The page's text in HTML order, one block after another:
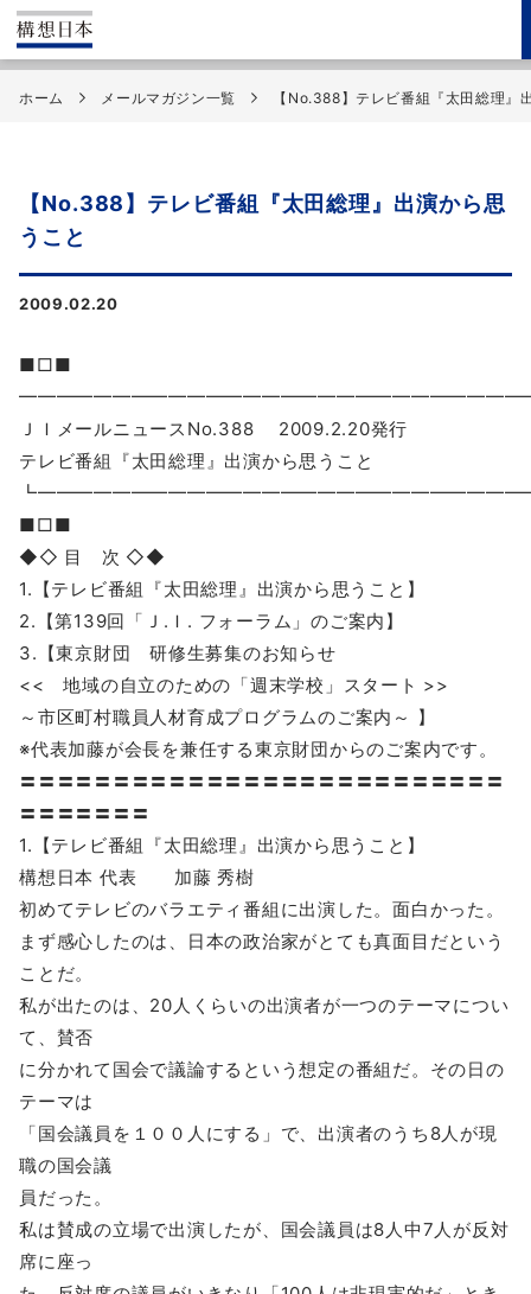
ホーム メールマガジン一覧 【No.388】テレビ番組『太田総理』
【No.388】テレビ番組『太田総理』出演から思
うこと
2009.02.20
■□■
ＪＩメールニュースNo.388 2009.2.20発行
テレビ番組『太田総理』出演から思うこと
■□■
◆◇ 目 次 ◇◆
1.【テレビ番組『太田総理』出演から思うこと】
2.【第139回「Ｊ.Ｉ. フォーラム」のご案内】
3.【東京財団 研修生募集のお知らせ
<< 地域の自立のための「週末学校」スタート >>
～市区町村職員人材育成プログラムのご案内～ 】
※代表加藤が会長を兼任する東京財団からのご案内です。
〓〓〓〓〓〓〓〓〓〓〓〓〓〓〓〓〓〓〓〓〓〓〓〓〓〓
〓〓〓〓〓〓〓
1.【テレビ番組『太田総理』出演から思うこと】
構想日本 代表 加藤 秀樹
初めてテレビのバラエティ番組に出演した。面白かった。
まず感心したのは、日本の政治家がとても真面目だという
ことだ。
私が出たのは、20人くらいの出演者が一つのテーマについ
て、賛否
に分かれて国会で議論するという想定の番組だ。その日の
テーマは
「国会議員を１００人にする」で、出演者のうち8人が現
職の国会議
員だった。
私は賛成の立場で出演したが、国会議員は8人中7人が反対
席に座っ